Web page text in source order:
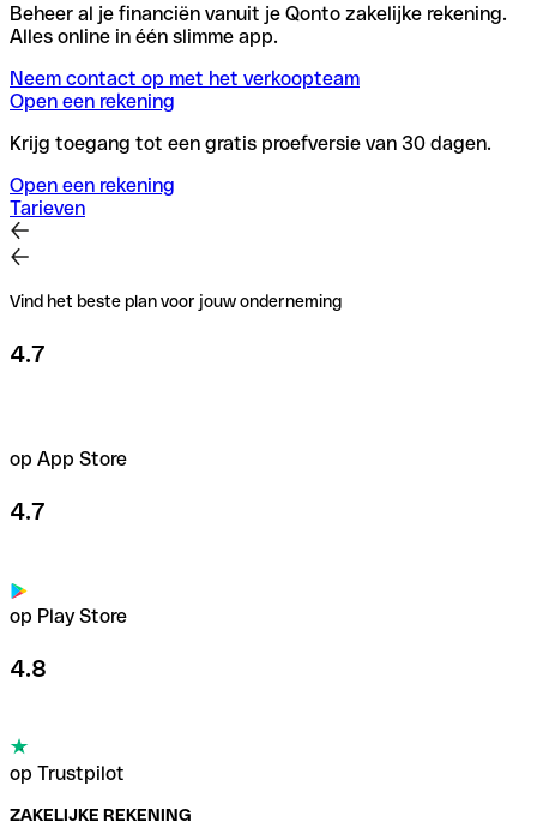
Beheer al je financiën vanuit je Qonto zakelijke rekening.
Alles online in één slimme app.
Neem contact op met het verkoopteam
Open een rekening
Krijg toegang tot een gratis proefversie van 30 dagen.
Open een rekening
Tarieven
Vind het beste plan voor jouw onderneming
4.7
op App Store
4.7
op Play Store
4.8
op Trustpilot
ZAKELIJKE REKENING